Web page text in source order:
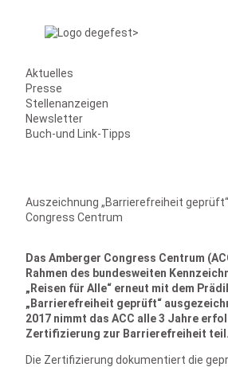
Aktuelles
Presse
Stellenanzeigen
Newsletter
Buch-und Link-Tipps
Auszeichnung „Barrierefreiheit
Congress Centrum
Das Amberger Congress Centrum
Rahmen des bundesweiten
„Reisen für Alle“ erneut mit dem
„Barrierefreiheit geprüft“
2017 nimmt das ACC alle 3 Jahre
Zertifizierung zur Barrierefreiheit teil.
Die Zertifizierung dokumentiert die